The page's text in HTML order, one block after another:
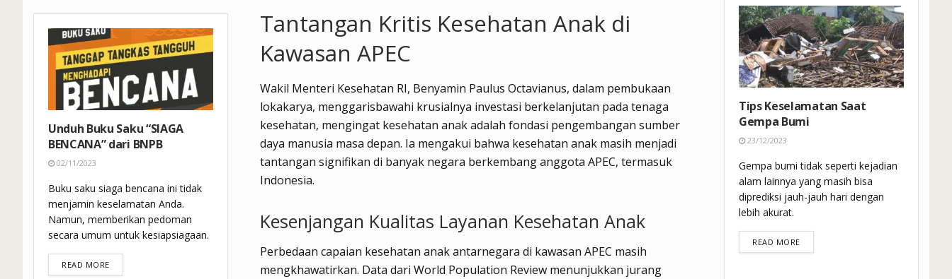
Tantangan Kritis Kesehatan Anak di
Kawasan APEC
Wakil Menteri Kesehatan RI, Benyamin Paulus Octavianus, dalam pembukaan
lokakarya, menggarisbawahi krusialnya investasi berkelanjutan pada tenaga
kesehatan, mengingat kesehatan anak adalah fondasi pengembangan sumber
daya manusia masa depan. Ia mengakui bahwa kesehatan anak masih menjadi
tantangan signifikan di banyak negara berkembang anggota APEC, termasuk
Indonesia.
Kesenjangan Kualitas Layanan Kesehatan Anak
Perbedaan capaian kesehatan anak antarnegara di kawasan APEC masih
mengkhawatirkan. Data dari World Population Review menunjukkan jurang
Unduh Buku Saku “SIAGA
BENCANA” dari BNPB
02/11/2023
Buku saku siaga bencana ini tidak
menjamin keselamatan Anda.
Namun, memberikan pedoman
secara umum untuk kesiapsiagaan.
READ MOREDETAILS
Tips Keselamatan Saat
Gempa Bumi
23/12/2023
Gempa bumi tidak seperti kejadian
alam lainnya yang masih bisa
diprediksi jauh-jauh hari dengan
lebih akurat.
READ MOREDETAILS